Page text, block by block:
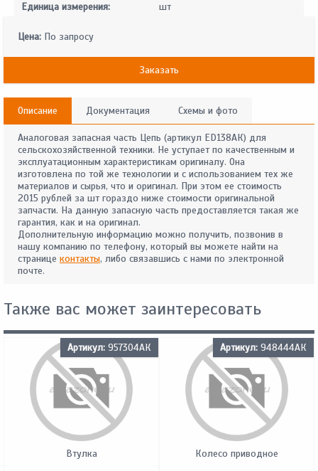
Единица измерения:
шт
Цена: По запросу
Заказать
Описание Документация Схемы и фото
Аналоговая запасная часть Цепь (артикул ED138АК) для
сельскохозяйственной техники. Не уступает по качественным и
эксплуатационным характеристикам оригиналу. Она
изготовлена по той же технологии и с использованием тех же
материалов и сырья, что и оригинал. При этом ее стоимость
2015 рублей за шт гораздо ниже стоимости оригинальной
запчасти. На данную запасную часть предоставляется такая же
гарантия, как и на оригинал.
Дополнительную информацию можно получить, позвонив в
нашу компанию по телефону, который вы можете найти на
странице контакты, либо связавшись с нами по электронной
почте.
Также вас может заинтересовать
Артикул: 957304АК
Втулка
Артикул: 948444АК
Колесо приводное